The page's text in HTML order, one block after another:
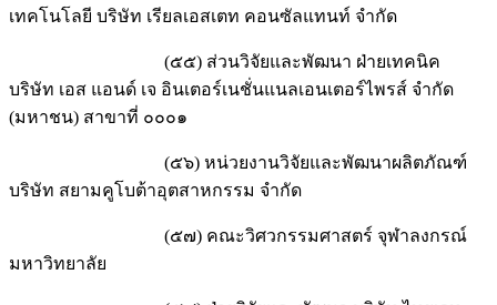
เทคโนโลยี บริษัท เรียลเอสเตท คอนซัลแทนท์ จำกัด
(๕๕) ส่วนวิจัยและพัฒนา ฝ่ายเทคนิค
บริษัท เอส แอนด์ เจ อินเตอร์เนชั่นแนลเอนเตอร์ไพรส์ จำกัด
(มหาชน) สาขาที่ ๐๐๐๑
(๕๖) หน่วยงานวิจัยและพัฒนาผลิตภัณฑ์
บริษัท สยามคูโบต้าอุตสาหกรรม จำกัด
(๕๗) คณะวิศวกรรมศาสตร์ จุฬาลงกรณ์
มหาวิทยาลัย